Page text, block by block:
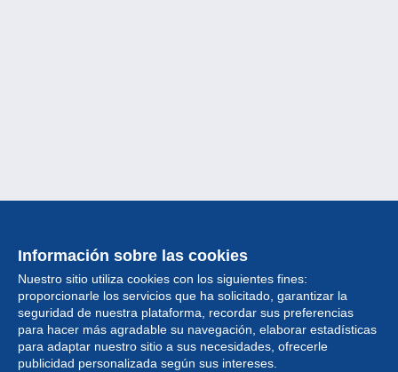
Información sobre las cookies
Nuestro sitio utiliza cookies con los siguientes fines:
proporcionarle los servicios que ha solicitado, garantizar la
seguridad de nuestra plataforma, recordar sus preferencias
para hacer más agradable su navegación, elaborar estadísticas
para adaptar nuestro sitio a sus necesidades, ofrecerle
publicidad personalizada según sus intereses.
Colección